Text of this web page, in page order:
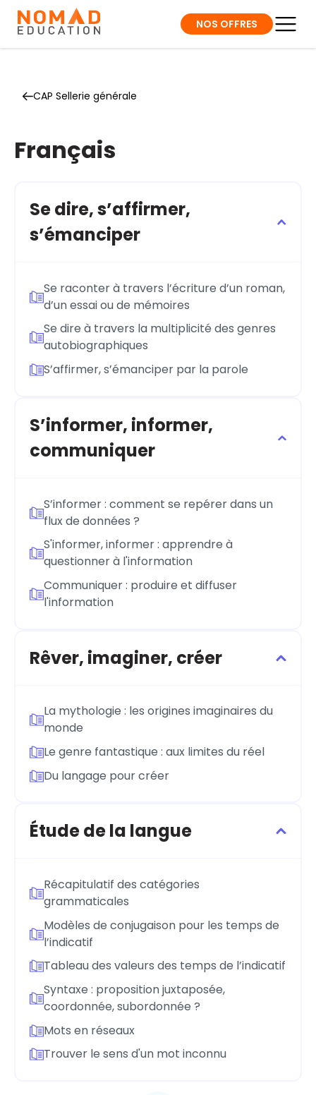
NOS OFFRES
CAP Sellerie générale
Français
Se dire, s’affirmer,
s’émanciper
Se raconter à travers l’écriture d’un roman,
d’un essai ou de mémoires
Se dire à travers la multiplicité des genres
autobiographiques
S’affirmer, s’émanciper par la parole
S’informer, informer,
communiquer
S’informer : comment se repérer dans un
flux de données ?
S'informer, informer : apprendre à
questionner à l'information
Communiquer : produire et diffuser
l'information
Rêver, imaginer, créer
La mythologie : les origines imaginaires du
monde
Le genre fantastique : aux limites du réel
Du langage pour créer
Étude de la langue
Récapitulatif des catégories
grammaticales
Modèles de conjugaison pour les temps de
l’indicatif
Tableau des valeurs des temps de l’indicatif
Syntaxe : proposition juxtaposée,
coordonnée, subordonnée ?
Mots en réseaux
Trouver le sens d'un mot inconnu